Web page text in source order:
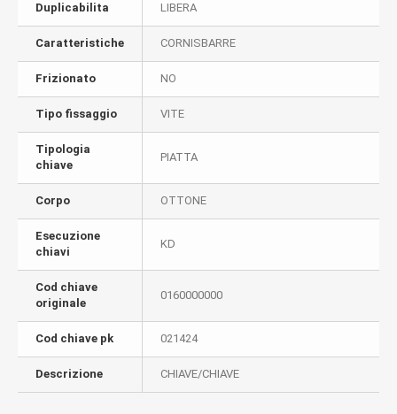
Duplicabilita LIBERA
Caratteristiche CORNISBARRE
Frizionato NO
Tipo fissaggio VITE
Tipologia
chiave
PIATTA
Corpo OTTONE
Esecuzione
chiavi
KD
Cod chiave
originale
0160000000
Cod chiave pk 021424
Descrizione CHIAVE/CHIAVE